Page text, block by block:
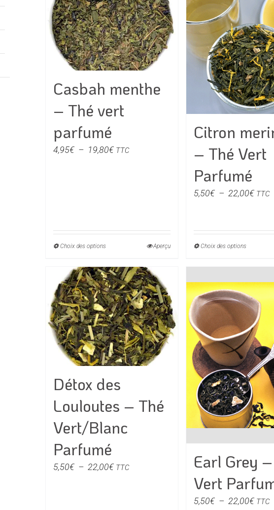
variations.
Les
options
peuvent
être
choisies
sur
page
du
produit
Les
être
sur
la
page
produit
Casbah menthe
– Thé vert
parfumé
4,95€ – 19,80€Plage
TTC
Choix des optionsCe
a
plusieurs
variations.
Les
options
peuvent
être
choisies
sur
page
produit
Aperçu
Citron
– Thé Vert
Parfumé
5,50€ – 22,00€Plage
TTC
Choix des optionsCe
Les
options
être
sur
la
page
du
Détox des
Louloutes – Thé
Vert/Blanc
Parfumé
5,50€ – 22,00€Plage
TTC
Earl Grey
Vert
5,50€ – 22,00€Plage
TTC